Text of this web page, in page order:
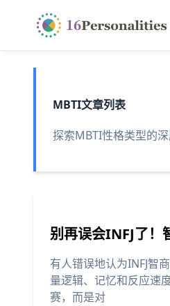
MBTI文章列表
探索MBTI性格类型的
别再误会INFJ了！
有人错误地认为INFJ智
量逻辑、记忆和反应速
赛，而是对